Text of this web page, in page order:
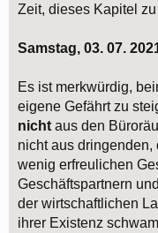
Zeit, dieses Kapitel
Samstag, 03. 07.
Es ist merkwürdig,
eigene Gefährt zu
nicht aus den
nicht aus dringenden,
wenig erfreulichen
Geschäftspartnern
der wirtschaftlichen
ihrer Existenz